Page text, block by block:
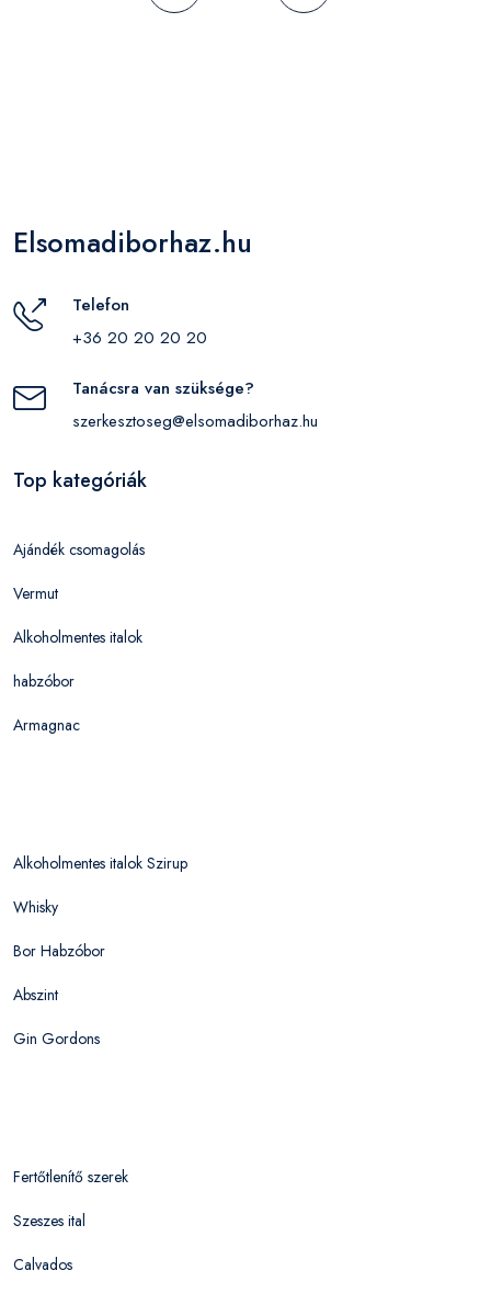
Elsomadiborhaz.hu
Telefon
+36 20 20 20 20
Tanácsra van szüksége?
szerkesztoseg@elsomadiborhaz.hu
Top kategóriák
Ajándék csomagolás
Vermut
Alkoholmentes italok
habzóbor
Armagnac
Alkoholmentes italok Szirup
Whisky
Bor Habzóbor
Abszint
Gin Gordons
Fertőtlenítő szerek
Szeszes ital
Calvados